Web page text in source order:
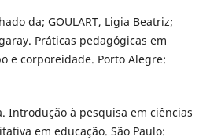
da; GOULART, Ligia Beatriz;
Práticas pedagógicas em
e corporeidade. Porto Alegre:
Introdução à pesquisa em ciências
em educação. São Paulo: